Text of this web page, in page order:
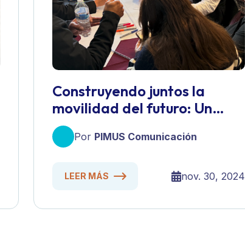
Construyendo juntos la
movilidad del futuro: Un
taller participativo para
transformar Ensenada
Por PIMUS Comunicación
LEER MÁS nov. 30, 2024